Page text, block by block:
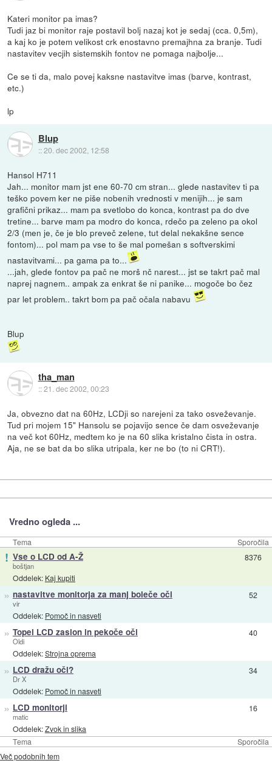
Kateri monitor pa imas?
Tudi jaz bi monitor raje postavil bolj nazaj kot je sedaj (cca. 0,5m),
a kaj ko je potem velikost crk enostavno premajhna za branje. Tudi
nastavitev vecjih sistemskih fontov ne pomaga najbolje...
Ce se ti da, malo povej kaksne nastavitve imas (barve, kontrast,
etc.)
lp
Blup
::20. dec 2002, 12:58
Hansol H711
Jah... monitor mam jst ene 60-70 cm stran... glede nastavitev ti pa
teško povem ker ne piše nobenih vrednosti v menijih... je sam
grafični prikaz... mam pa svetlobo do konca, kontrast pa do dve
tretine... barve mam pa modro do konca, rdečo pa zeleno pa okol
2/3 (men je, če je blo preveč zelene, tut delal nekakšne sence
fontom)... pol mam pa vse to še mal pomešan s softverskimi
nastavitvami... pa gama pa to...
...jah, glede fontov pa pač ne morš nč narest... jst se takrt pač mal
naprej nagnem.. ampak za enkrat še ni panike... mogoče bo čez
par let problem.. takrt bom pa pač očala nabavu
Blup
tha_man
::21. dec 2002, 00:23
Ja, obvezno dat na 60Hz, LCDji so narejeni za tako osveževanje.
Tud pri mojem 15" Hansolu se pojavijo sence če dam osveževanje
na več kot 60Hz, medtem ko je na 60 slika kristalno čista in ostra.
Aja, ne se bat da bo slika utripala, ker ne bo (to ni CRT!).
Vredno ogleda ...
Tema Sporočila
Tema Sporočila
! Vse o LCD od A-Ž
boštjan
Oddelek: Kaj kupiti
8376
» nastavitve monitorja za manj boleče oči
vir
Oddelek: Pomoč in nasveti
52
» Topel LCD zaslon in pekoče oči
Oldi
Oddelek:Strojna oprema
40
» LCD dražu oči?
Dr X
Oddelek: Pomoč in nasveti
34
» LCD monitorji
matic
Oddelek:Zvok in slika
16
Več podobnih tem